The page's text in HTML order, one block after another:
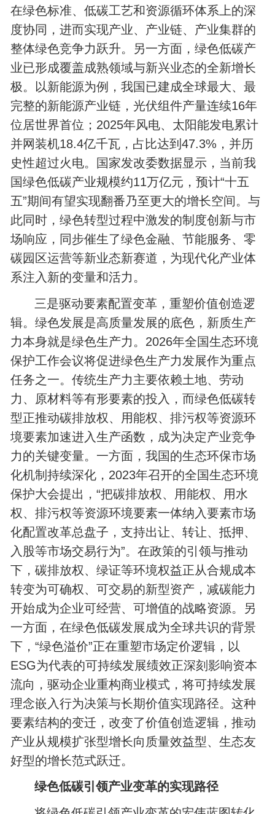
在绿色标准、低碳工艺和资源循环体系上的深
度协同，进而实现产业、产业链、产业集群的
整体绿色竞争力跃升。另一方面，绿色低碳产
业已形成覆盖成熟领域与新兴业态的全新增长
极。以新能源为例，我国已建成全球最大、最
完整的新能源产业链，光伏组件产量连续16年
位居世界首位；2025年风电、太阳能发电累计
并网装机18.4亿千瓦，占比达到47.3%，并历
史性超过火电。国家发改委数据显示，当前我
国绿色低碳产业规模约11万亿元，预计“十五
五”期间有望实现翻番乃至更大的增长空间。与
此同时，绿色转型过程中激发的制度创新与市
场响应，同步催生了绿色金融、节能服务、零
碳园区运营等新业态新赛道，为现代化产业体
系注入新的变量和活力。
三是驱动要素配置变革，重塑价值创造逻
辑。绿色发展是高质量发展的底色，新质生产
力本身就是绿色生产力。2026年全国生态环境
保护工作会议将促进绿色生产力发展作为重点
任务之一。传统生产力主要依赖土地、劳动
力、原材料等有形要素的投入，而绿色低碳转
型正推动碳排放权、用能权、排污权等资源环
境要素加速进入生产函数，成为决定产业竞争
力的关键变量。一方面，我国的生态环保市场
化机制持续深化，2023年召开的全国生态环境
保护大会提出，“把碳排放权、用能权、用水
权、排污权等资源环境要素一体纳入要素市场
化配置改革总盘子，支持出让、转让、抵押、
入股等市场交易行为”。在政策的引领与推动
下，碳排放权、绿证等环境权益正从合规成本
转变为可确权、可交易的新型资产，减碳能力
开始成为企业可经营、可增值的战略资源。另
一方面，在绿色低碳发展成为全球共识的背景
下，“绿色溢价”正在重塑市场定价逻辑，以
ESG为代表的可持续发展绩效正深刻影响资本
流向，驱动企业重构商业模式，将可持续发展
理念嵌入行为决策与长期价值实现路径。这种
要素结构的变迁，改变了价值创造逻辑，推动
产业从规模扩张型增长向质量效益型、生态友
好型的增长范式跃迁。
绿色低碳引领产业变革的实现路径